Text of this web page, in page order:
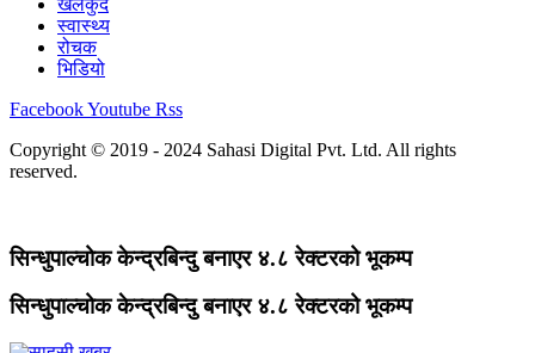
स्वास्थ्य
रोचक
भिडियो
FacebookYoutube Rss
Copyright © 2019 - 2024 Sahasi Digital Pvt. Ltd. All rights
reserved.
सिन्धुपाल्चोक केन्द्रबिन्दु बनाएर ४.८ रेक्टरको भूकम्प
सिन्धुपाल्चोक केन्द्रबिन्दु बनाएर ४.८ रेक्टरको भूकम्प